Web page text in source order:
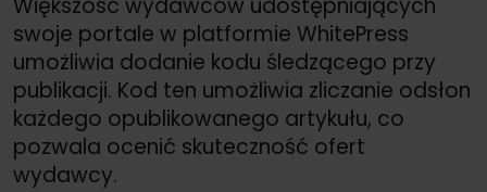
Większość wydawców udostępniających
swoje portale w platformie WhitePress
umożliwia dodanie kodu śledzącego przy
publikacji. Kod ten umożliwia zliczanie odsłon
każdego opublikowanego artykułu, co
pozwala ocenić skuteczność ofert
wydawcy.